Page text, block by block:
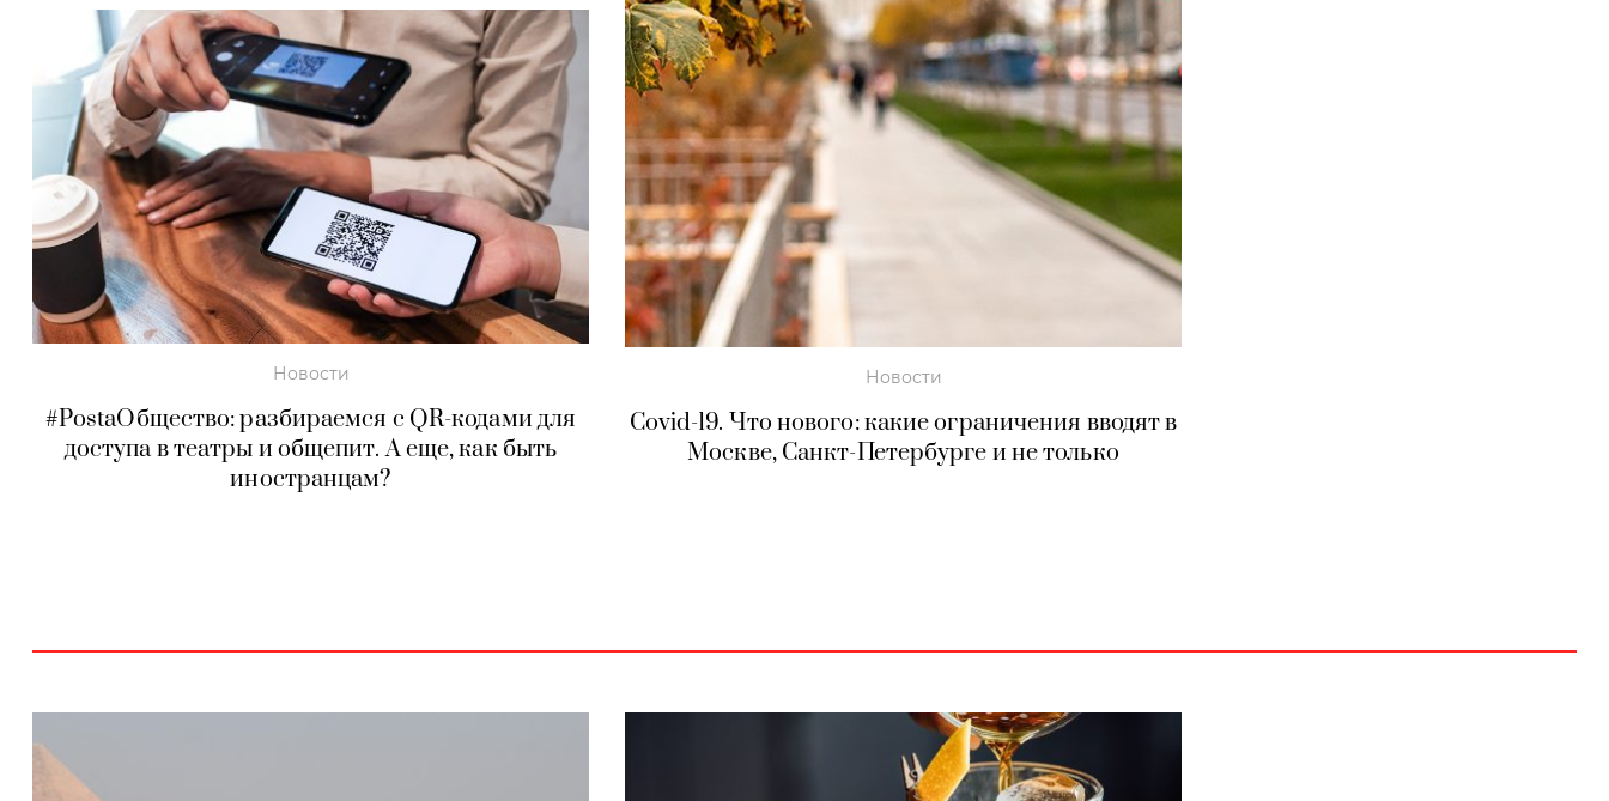
Новости
#PostaОбщество: разбираемся с QR-кодами для
доступа в театры и общепит. А еще, как быть
иностранцам?
Новости
Covid-19. Что нового: какие ограничения вводят в
Москве, Санкт-Петербурге и не только